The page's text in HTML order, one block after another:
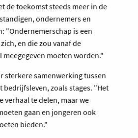
de toekomst steeds meer in de
ondernemers en
"Ondernemerschap is een
en die zou vanaf de
moeten worden."
sterkere samenwerking tussen
bedrijfsleven, zoals stages. "Het
verhaal te delen, maar we
gaan en jongeren ook
bieden."